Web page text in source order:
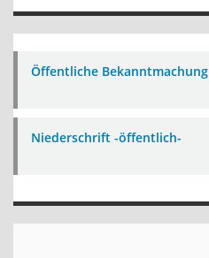
Öffentliche Bekanntmachung
Niederschrift -öffentlich-